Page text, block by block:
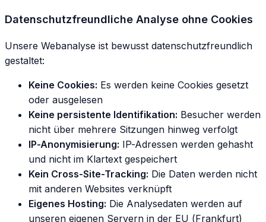
Datenschutzfreundliche Analyse ohne Cookies
Unsere Webanalyse ist bewusst datenschutzfreundlich
gestaltet:
Keine Cookies: Es werden keine Cookies gesetzt
oder ausgelesen
Keine persistente Identifikation: Besucher werden
nicht über mehrere Sitzungen hinweg verfolgt
IP-Anonymisierung: IP-Adressen werden gehasht
und nicht im Klartext gespeichert
Kein Cross-Site-Tracking: Die Daten werden nicht
mit anderen Websites verknüpft
Eigenes Hosting: Die Analysedaten werden auf
unseren eigenen Servern in der EU (Frankfurt)